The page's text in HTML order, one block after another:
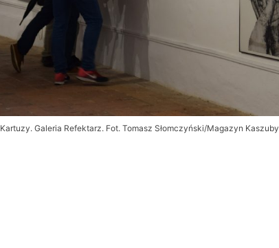
Kartuzy. Galeria Refektarz. Fot. Tomasz Słomczyński/Magazyn Kaszuby